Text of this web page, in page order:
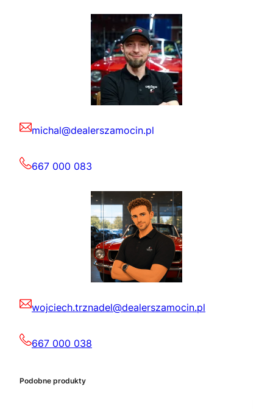
michal@dealerszamocin.pl
667 000 083
wojciech.trznadel@dealerszamocin.pl
667 000 038
Podobne produkty